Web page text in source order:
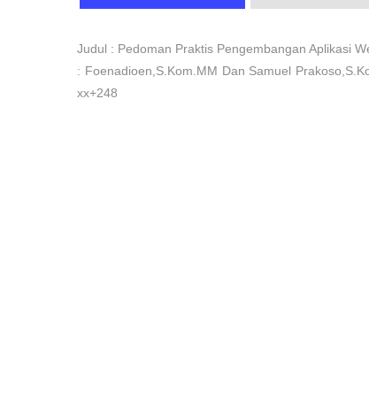
Judul : Pedoman Praktis Pengembangan Aplikasi
: Foenadioen,S.Kom.MM Dan Samuel
xx+248